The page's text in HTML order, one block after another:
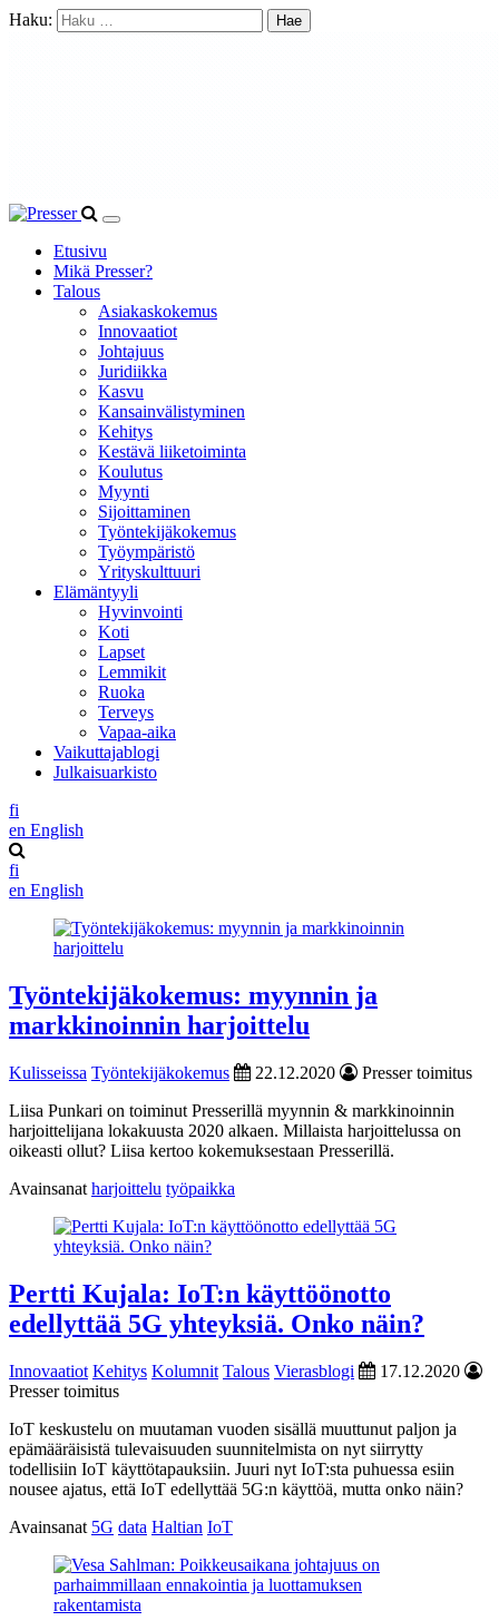
Haku:
Etusivu
Mikä Presser?
Talous
Asiakaskokemus
Innovaatiot
Johtajuus
Juridiikka
Kasvu
Kansainvälistyminen
Kehitys
Kestävä liiketoiminta
Koulutus
Myynti
Sijoittaminen
Työntekijäkokemus
Työympäristö
Yrityskulttuuri
Elämäntyyli
Hyvinvointi
Koti
Lapset
Lemmikit
Ruoka
Terveys
Vapaa-aika
Vaikuttajablogi
Julkaisuarkisto
fi
en English
fi
en English
Työntekijäkokemus: myynnin ja
markkinoinnin harjoittelu
Kulisseissa Työntekijäkokemus 22.12.2020
Presser toimitus
Liisa Punkari on toiminut Presserillä myynnin & markkinoinnin
harjoittelijana lokakuusta 2020 alkaen. Millaista harjoittelussa on
oikeasti ollut? Liisa kertoo kokemuksestaan Presserillä.
Avainsanat harjoittelu työpaikka
Pertti Kujala: IoT:n käyttöönotto
edellyttää 5G yhteyksiä. Onko näin?
Innovaatiot Kehitys Kolumnit Talous Vierasblogi
17.12.2020
Presser toimitus
IoT keskustelu on muutaman vuoden sisällä muuttunut paljon ja
epämääräisistä tulevaisuuden suunnitelmista on nyt siirrytty
todellisiin IoT käyttötapauksiin. Juuri nyt IoT:sta puhuessa esiin
nousee ajatus, että IoT edellyttää 5G:n käyttöä, mutta onko näin?
Avainsanat 5G data Haltian IoT